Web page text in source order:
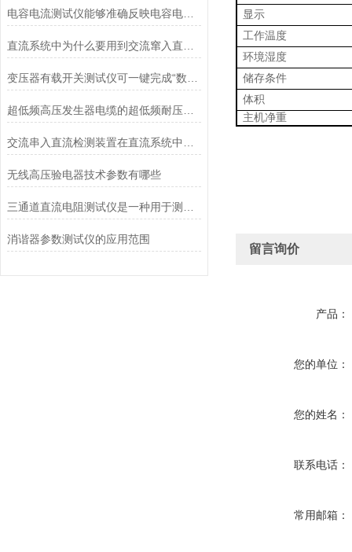
电容电流测试仪能够准确反映电容电流的真实情况
超低频高压发生器电缆的超低频耐压试验方法
无线高压验电器技术参数有哪些
消谐器参数测试仪的应用范围
显示
工作温度
环境湿度
储存条件
体积
主机净重
留言询价
产品：
您的单位：
您的姓名：
联系电话：
常用邮箱：